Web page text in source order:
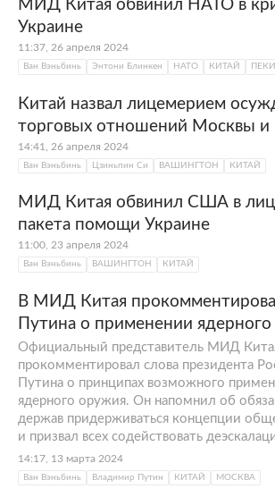
МИД Китая обвинил НАТО в
Украине
11:37, 26 апреля 2024
Ван Вэньбинь Энтони Блинкен НАТО КИТАЙ
Китай назвал лицемерием
торговых отношений Москвы и
14:41, 26 апреля 2024
Ван Вэньбинь Цзиньпин Си ВАШИНГТОН КИТАЙ
МИД Китая обвинил США в
пакета помощи Украине
11:00, 23 апреля 2024
Ван Вэньбинь ВАШИНГТОН КИТАЙ
В МИД Китая
Путина о применении
Официальный представитель МИД
прокомментировал слова президента
Путина о принципах возможного
ядерного оружия. Он напомнил об
держав придерживаться концепции
и призвал всех содействовать
14:17, 13 марта 2024
Ван Вэньбинь Владимир Путин КИТАЙ МОСКВА